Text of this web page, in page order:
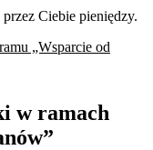
Ciebie pieniędzy.
„Wsparcie od
w ramach